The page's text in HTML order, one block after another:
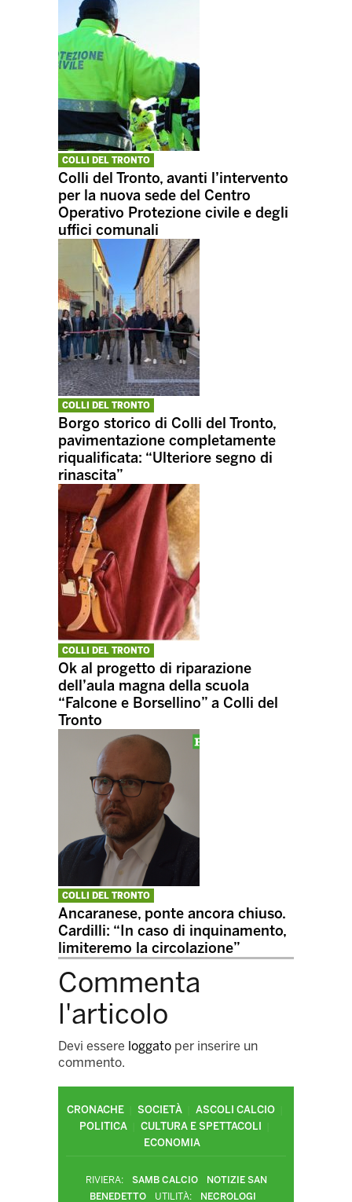
COLLI DEL TRONTO
Colli del Tronto, avanti l’intervento
per la nuova sede del Centro
Operativo Protezione civile e degli
uffici comunali
COLLI DEL TRONTO
Borgo storico di Colli del Tronto,
pavimentazione completamente
riqualificata: “Ulteriore segno di
rinascita”
COLLI DEL TRONTO
Ok al progetto di riparazione
dell’aula magna della scuola
“Falcone e Borsellino” a Colli del
Tronto
COLLI DEL TRONTO
Ancaranese, ponte ancora chiuso.
Cardilli: “In caso di inquinamento,
limiteremo la circolazione”
Commenta
l'articolo
Devi essere loggato per inserire un
commento.
CRONACHE SOCIETÀ
ASCOLI CALCIO
POLITICA
CULTURA E SPETTACOLI
ECONOMIA
RIVIERA: SAMB CALCIO
NOTIZIE SAN
BENEDETTO
UTILITÀ: NECROLOGI